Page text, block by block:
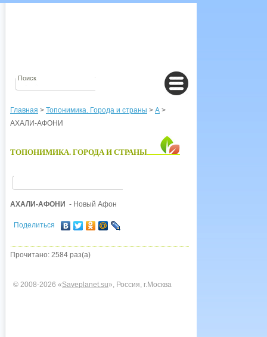
Главная > Топонимика. Города и страны > А >
АХАЛИ-АФОНИ
ТОПОНИМИКА. ГОРОДА И СТРАНЫ
АХАЛИ-АФОНИ - Новый Афон
Поделиться
Прочитано: 2584 раз(а)
© 2008-2026 «Saveplanet.su», Россия, г.Москва